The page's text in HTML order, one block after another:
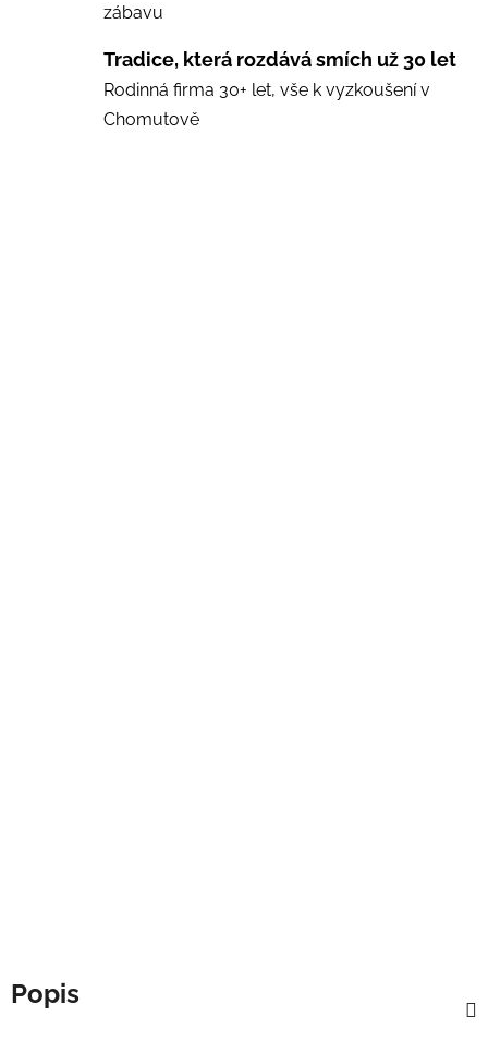
zábavu
Tradice, která rozdává smích už 30 let
Rodinná firma 30+ let, vše k vyzkoušení v
Chomutově
Popis